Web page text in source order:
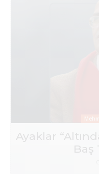
Ayaklar
Baş